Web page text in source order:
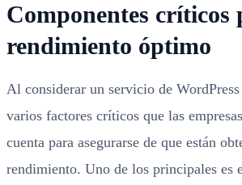
Componentes críticos
rendimiento óptimo
Al considerar un servicio de
varios factores críticos que las
cuenta para asegurarse de que están
rendimiento. Uno de los principales es